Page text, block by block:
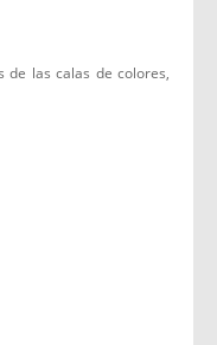
de las calas de colores,